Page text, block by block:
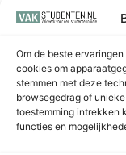
Om de beste
cookies om
stemmen met deze
browsegedrag of
toestemming intrekken
functies en